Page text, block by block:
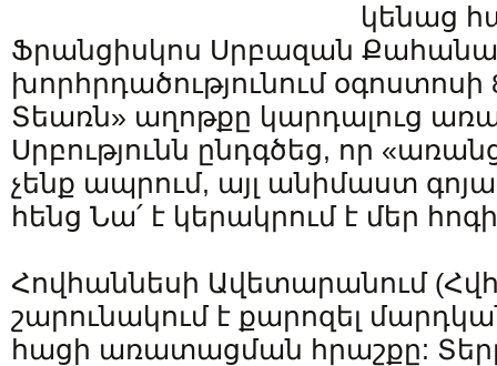
կենաց
Ֆրանցիսկոս Սրբազան
խորհրդածությունում օգոստոսի
Տեառն» աղոթքը կարդալուց
Սրբությունն ընդգծեց, որ
չենք ապրում, այլ անիմաստ
հենց Նա՛ է կերակրում է մեր
Հովհաննեսի Ավետարանում (Հվհ.
շարունակում է քարոզել
հացի առատացման հրաշքը: